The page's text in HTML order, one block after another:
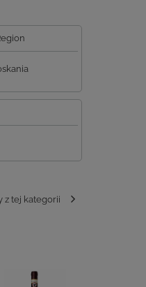
z tej kategorii